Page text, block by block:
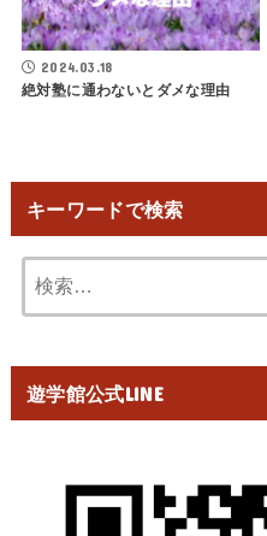
2024.03.18
絶対塾に通わないとダメな理由
キーワードで検索
遊学館公式LINE